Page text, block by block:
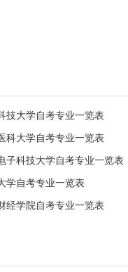
技大学自考专业一览表
科大学自考专业一览表
子科技大学自考专业一览表
学自考专业一览表
经学院自考专业一览表